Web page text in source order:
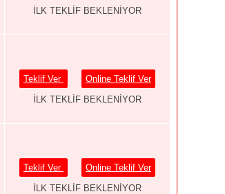
İLK TEKLİF BEKLENİYOR
Teklif Ver
Online Teklif Ver
İLK TEKLİF BEKLENİYOR
Teklif Ver
Online Teklif Ver
İLK TEKLİF BEKLENİYOR